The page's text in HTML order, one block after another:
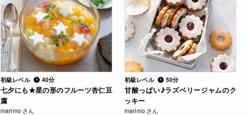
初級レベル 40分
七夕にも★星の形のフルーツ杏仁豆
腐
marimo さん
初級レベル 50分
甘酸っぱい♪ラズベリージャムのク
ッキー
marimo さん